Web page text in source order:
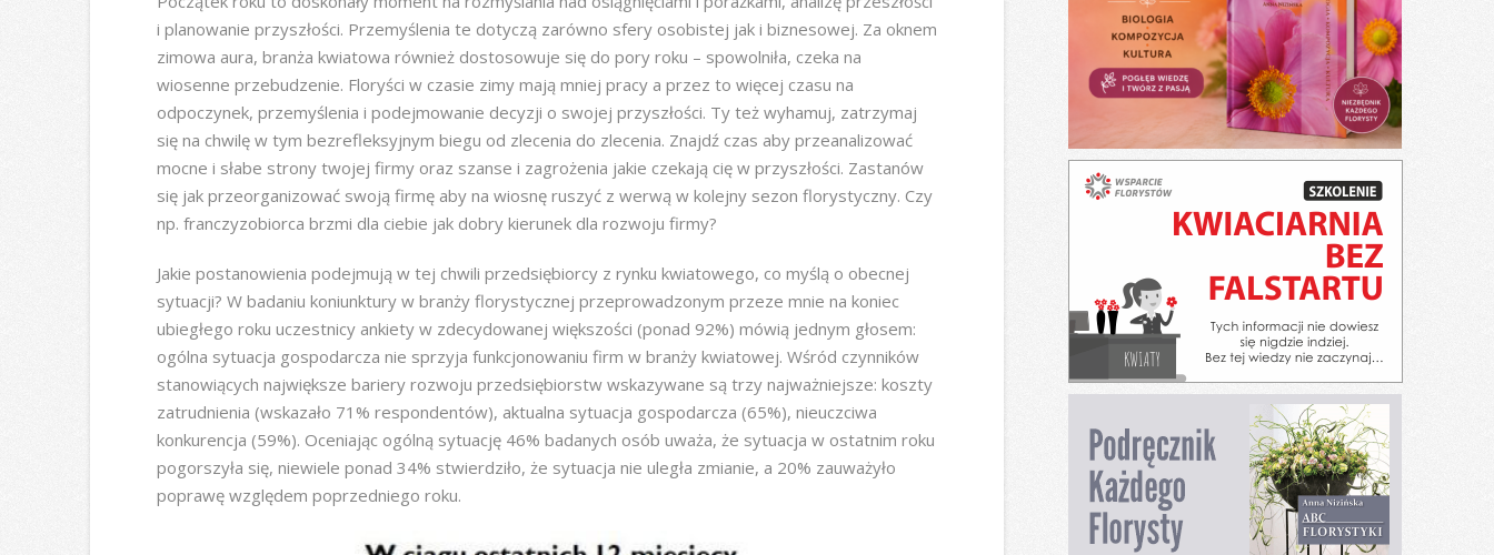
i planowanie przyszłości. Przemyślenia te dotyczą zarówno sfery osobistej jak i biznesowej. Za oknem
zimowa aura, branża kwiatowa również dostosowuje się do pory roku – spowolniła, czeka na
wiosenne przebudzenie. Floryści w czasie zimy mają mniej pracy a przez to więcej czasu na
odpoczynek, przemyślenia i podejmowanie decyzji o swojej przyszłości. Ty też wyhamuj, zatrzymaj
się na chwilę w tym bezrefleksyjnym biegu od zlecenia do zlecenia. Znajdź czas aby przeanalizować
mocne i słabe strony twojej firmy oraz szanse i zagrożenia jakie czekają cię w przyszłości. Zastanów
się jak przeorganizować swoją firmę aby na wiosnę ruszyć z werwą w kolejny sezon florystyczny. Czy
np. franczyzobiorca brzmi dla ciebie jak dobry kierunek dla rozwoju firmy?
Jakie postanowienia podejmują w tej chwili przedsiębiorcy z rynku kwiatowego, co myślą o obecnej
sytuacji? W badaniu koniunktury w branży florystycznej przeprowadzonym przeze mnie na koniec
ubiegłego roku uczestnicy ankiety w zdecydowanej większości (ponad 92%) mówią jednym głosem:
ogólna sytuacja gospodarcza nie sprzyja funkcjonowaniu firm w branży kwiatowej. Wśród czynników
stanowiących największe bariery rozwoju przedsiębiorstw wskazywane są trzy najważniejsze: koszty
zatrudnienia (wskazało 71% respondentów), aktualna sytuacja gospodarcza (65%), nieuczciwa
konkurencja (59%). Oceniając ogólną sytuację 46% badanych osób uważa, że sytuacja w ostatnim roku
pogorszyła się, niewiele ponad 34% stwierdziło, że sytuacja nie uległa zmianie, a 20% zauważyło
poprawę względem poprzedniego roku.